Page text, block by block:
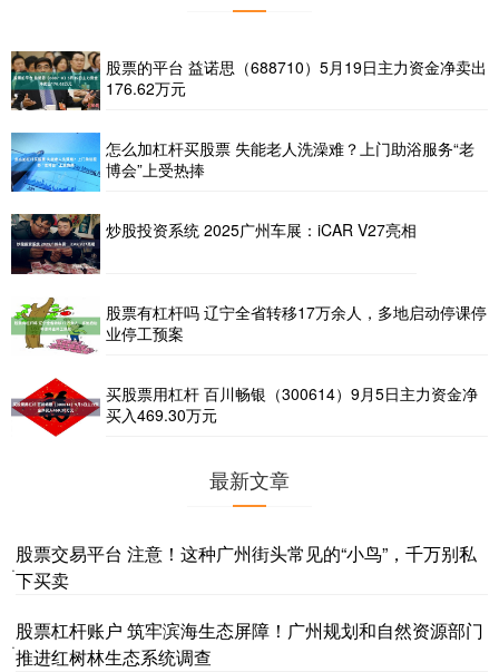
股票的平台 益诺思（688710）5月19日主力资金净卖出
176.62万元
怎么加杠杆买股票 失能老人洗澡难？上门助浴服务“老
博会”上受热捧
炒股投资系统 2025广州车展：iCAR V27亮相
股票有杠杆吗 辽宁全省转移17万余人，多地启动停课停
业停工预案
买股票用杠杆 百川畅银（300614）9月5日主力资金净
买入469.30万元
最新文章
·
股票交易平台 注意！这种广州街头常见的“小鸟”，千万别私
下买卖
·
股票杠杆账户 筑牢滨海生态屏障！广州规划和自然资源部门
推进红树林生态系统调查